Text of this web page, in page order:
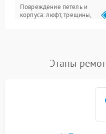
Повреждение петель и
корпуса: люфт, трещины,
невозможность зарядки,
Этапы